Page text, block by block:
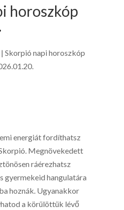
horoszkóp
|Skorpió napi horoszkóp
energiát fordíthatsz
Megnövekedett
ráérezhatsz
gyermekeid hangulatára
hoznák. Ugyanakkor
a körülöttük lévő